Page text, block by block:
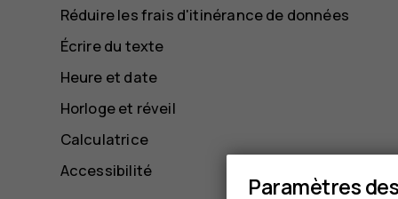
Réduire les frais d'itinérance de données
Écrire du texte
Heure et date
Horloge et réveil
Calculatrice
Accessibilité
Paramètres